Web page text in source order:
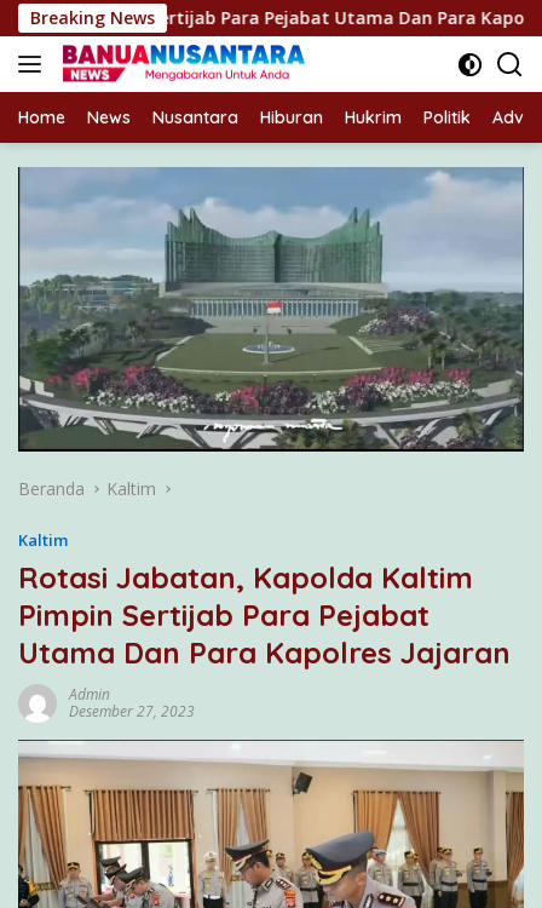
Langsung
ke
konten
Breaking News
Sertijab Para Pejabat Utama Dan Para Kapolres Jajaran
Home News Nusantara Hiburan Hukrim Politik
Beranda Kaltim
Kaltim
Rotasi Jabatan, Kapolda Kaltim
Pimpin Sertijab Para Pejabat
Utama Dan Para Kapolres Jajaran
Admin
Desember 27, 2023